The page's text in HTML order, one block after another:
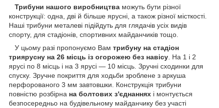
Трибуни нашого виробництва можуть бути різної
конструкції: одна, дві й більше ярусні, а також різної місткості.
Наші трибуни металеві підійдуть для глядачів усіх видів
спорту, для стадіонів, спортивних майданчиків тощо.
У цьому разі пропонуємо Вам трибуну на стадіон
триярусну на 26 місць із огорожею без навісу. На 1 і 2
ярусі по 8 місць і на 3 ярусі — 10 місць. Зручні сходинки для
спуску. Зручне покриття для ходьби зроблене з аркуша
перфорованого 3 мм завтовшки. Конструкція трибуни
повністю розбірна на болтових з'єднаннях і монтується
безпосередньо на будівельному майданчику без участі